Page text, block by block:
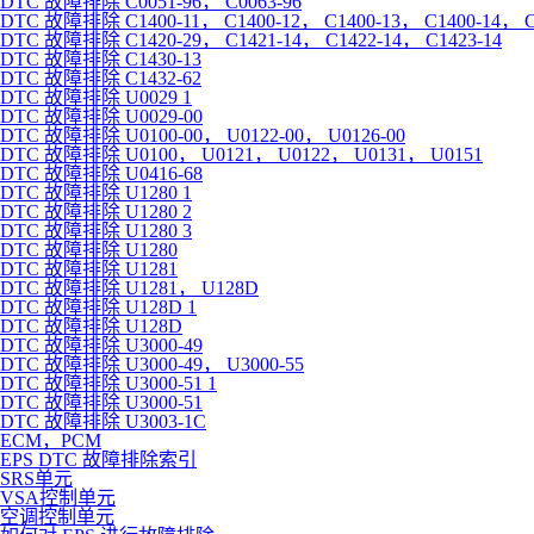
DTC 故障排除 C1400-11， C1400-12， C1400-13， C1400-14，
DTC 故障排除 C1420-29， C1421-14， C1422-14， C1423-14
DTC 故障排除 C1430-13
DTC 故障排除 C1432-62
DTC 故障排除 U0029 1
DTC 故障排除 U0029-00
DTC 故障排除 U0100-00， U0122-00， U0126-00
DTC 故障排除 U0100， U0121， U0122， U0131， U0151
DTC 故障排除 U0416-68
DTC 故障排除 U1280 1
DTC 故障排除 U1280 2
DTC 故障排除 U1280 3
DTC 故障排除 U1280
DTC 故障排除 U1281
DTC 故障排除 U1281， U128D
DTC 故障排除 U128D 1
DTC 故障排除 U128D
DTC 故障排除 U3000-49
DTC 故障排除 U3000-49， U3000-55
DTC 故障排除 U3000-51 1
DTC 故障排除 U3000-51
DTC 故障排除 U3003-1C
ECM，PCM
EPS DTC 故障排除索引
SRS单元
VSA控制单元
空调控制单元